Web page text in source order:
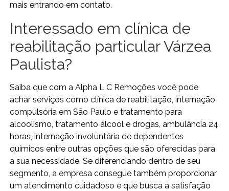
mais entrando em contato.
Interessado em clínica de
reabilitação particular Várzea
Paulista?
Saiba que com a Alpha L C Remoções você pode
achar serviços como clínica de reabilitação, internação
compulsória em São Paulo e tratamento para
alcoolismo, tratamento álcool e drogas, ambulância 24
horas, internação involuntária de dependentes
químicos entre outras opções que são oferecidas para
a sua necessidade. Se diferenciando dentro de seu
segmento, a empresa consegue também proporcionar
um atendimento cuidadoso e que busca a satisfação